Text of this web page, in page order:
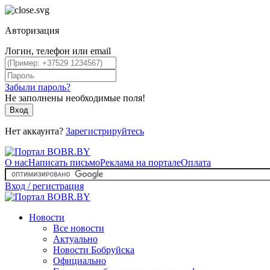
Авторизация
Логин, телефон или email
Забыли пароль?
Не заполнены необходимые поля!
Вход
Нет аккаунта? Зарегистрируйтесь
О насНаписать письмоРеклама на порталеОплата
Вход / регистрация
Новости
Все новости
Актуально
Новости Бобруйска
Официально